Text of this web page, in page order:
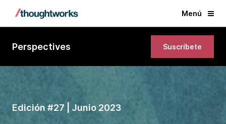
Menú
Perspectives Suscríbete
Edición #27 | Junio 2023